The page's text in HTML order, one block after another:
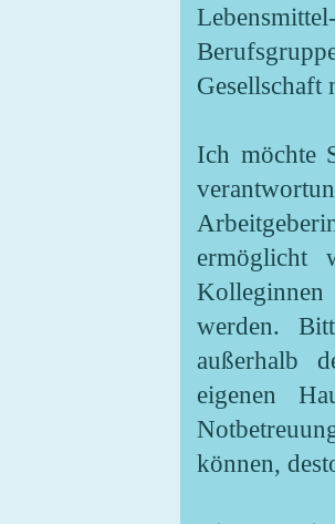
Gesellschaft
Ich möchte
ermöglicht
werden.
außerhalb
eigenen
können,